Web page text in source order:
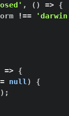
, ( ) => {
!==
=> {
null)
{
) ;